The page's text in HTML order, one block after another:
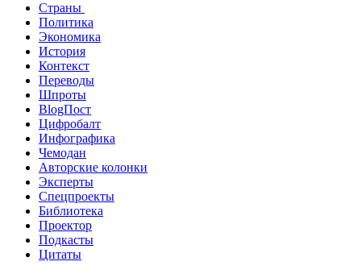
Страны
Политика
Экономика
История
Контекст
Переводы
Шпроты
BlogПост
Цифробалт
Инфографика
Чемодан
Авторские колонки
Эксперты
Спецпроекты
Библиотека
Проектор
Подкасты
Цитаты